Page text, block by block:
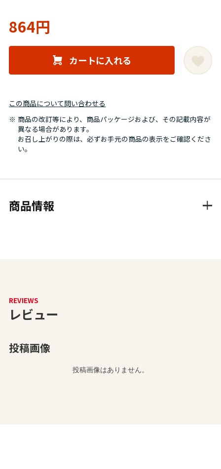
864円
カートに入れる
この商品について問い合わせる
商品の改訂等により、商品パッケージおよび、その記載内容が
異なる場合があります。
お召し上がりの際は、必ずお手元の商品の表示をご確認くださ
い。
商品情報
REVIEWS
レビュー
投稿画像
投稿画像はありません。